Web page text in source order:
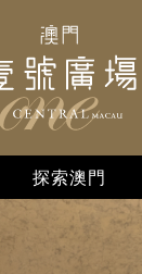
探索澳門